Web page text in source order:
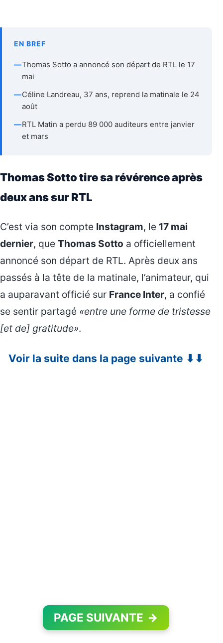
EN BREF
—Thomas Sotto a annoncé son départ de RTL le 17
mai
—Céline Landreau, 37 ans, reprend la matinale le 24
août
—RTL Matin a perdu 89 000 auditeurs entre janvier
et mars
Thomas Sotto tire sa révérence après
deux ans sur RTL
C’est via son compte Instagram, le 17 mai
dernier, que Thomas Sotto a officiellement
annoncé son départ de RTL. Après deux ans
passés à la tête de la matinale, l’animateur, qui
a auparavant officié sur France Inter, a confié
se sentir partagé «entre une forme de tristesse
[et de] gratitude».
Voir la suite dans la page suivante ⬇⬇
PAGE SUIVANTE →